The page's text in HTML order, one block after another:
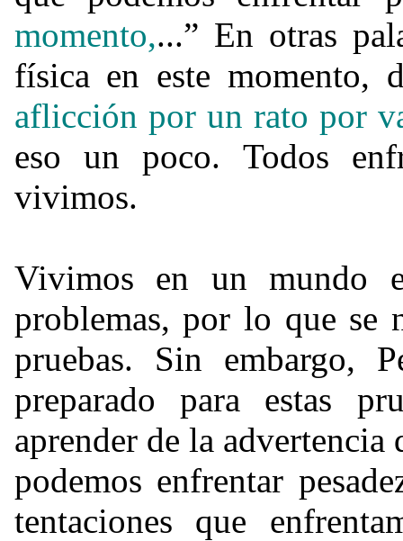
momento,...” En otras
física en este momento,
aflicción por un rato por
eso un poco. Todos
vivimos.
Vivimos en un mundo
problemas, por lo que se
pruebas. Sin embargo,
preparado para estas
aprender de la advertencia
podemos enfrentar
tentaciones que